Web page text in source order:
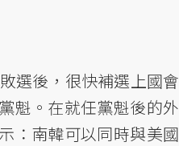
選後，很快補選上國會
魁。在就任黨魁後的外
：南韓可以同時與美國